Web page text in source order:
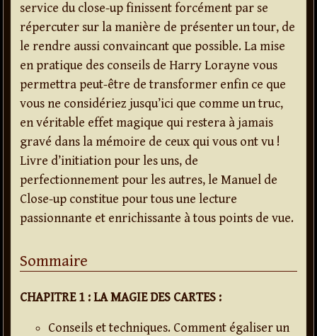
service du close-up finissent forcément par se
répercuter sur la manière de présenter un tour, de
le rendre aussi convaincant que possible. La mise
en pratique des conseils de Harry Lorayne vous
permettra peut-être de transformer enfin ce que
vous ne considériez jusqu’ici que comme un truc,
en véritable effet magique qui restera à jamais
gravé dans la mémoire de ceux qui vous ont vu !
Livre d’initiation pour les uns, de
perfectionnement pour les autres, le Manuel de
Close-up constitue pour tous une lecture
passionnante et enrichissante à tous points de vue.
Sommaire
CHAPITRE 1 : LA MAGIE DES CARTES :
Conseils et techniques. Comment égaliser un